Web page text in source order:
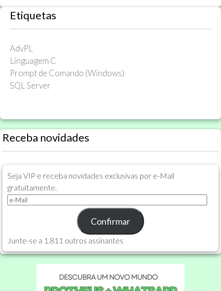
Etiquetas
AdvPL
Linguagem C
Prompt de Comando (Windows)
SQL Server
Receba novidades
Seja VIP e receba novidades exclusivas por e-Mail
gratuitamente.
e-
Confirmar
Junte-se a 1.811 outros assinantes